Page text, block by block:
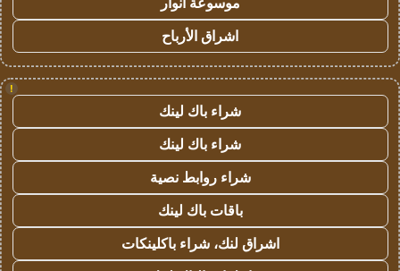
اشراق الأرباح
!
شراء باك لينك
شراء باك لينك
شراء روابط نصية
باقات باك لينك
اشراق لنك، شراء باكلينكات